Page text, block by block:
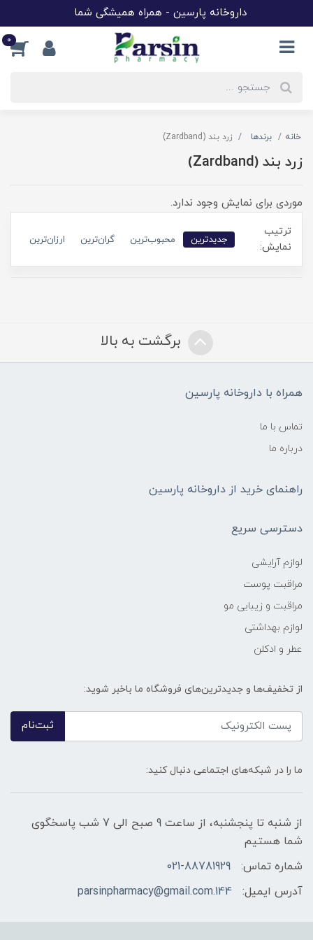
داروخانه پارسین - همراه همیشگی شما
0
خانه برندها زرد بند (Zardband)
زرد بند (Zardband)
موردی برای نمایش وجود ندارد.
ترتیب
نمایش:
جدیدترین محبوب‌ترین گران‌ترین ارزان‌ترین
برگشت به بالا
همراه با داروخانه پارسین
تماس با ما
درباره ما
راهنمای خرید از داروخانه پارسین
دسترسی سریع
لوازم آرایشی
مراقبت پوست
مراقبت و زیبایی مو
لوازم بهداشتی
عطر و ادکلن
از تخفیف‌ها و جدیدترین‌های فروشگاه ما باخبر شوید:
ثبت‌نام
ما را در شبکه‌های اجتماعی دنبال کنید:
از شنبه تا پنجشنبه، از ساعت 9 صبح الی 7 شب پاسخگوی
شما هستیم
شماره تماس:
021-88781929
آدرس ایمیل:
144.parsinpharmacy@gmail.com